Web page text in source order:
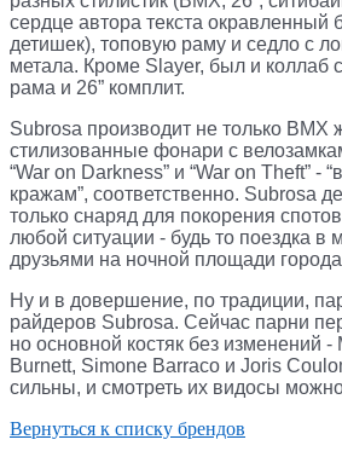
сердце автора текста окравленный
детишек), топовую раму и седло с
метала. Кроме Slayer, был и коллаб
рама и 26” комплит.
Subrosa производит не только BMX
стилизованные фонари с
“War on Darkness” и “War on Theft” -
кражам”, соответственно. Subrosa
только снаряд для покорения
любой ситуации - будь то поездка в
друзьями на ночной площади
Ну и в довершение, по традиции,
райдеров Subrosa. Сейчас парни
но основной костяк без изменений -
Burnett, Simone Barraco и Joris
сильны, и смотреть их видосы
Вернуться к списку брендов